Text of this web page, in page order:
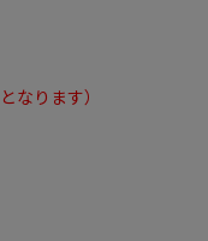
なります）